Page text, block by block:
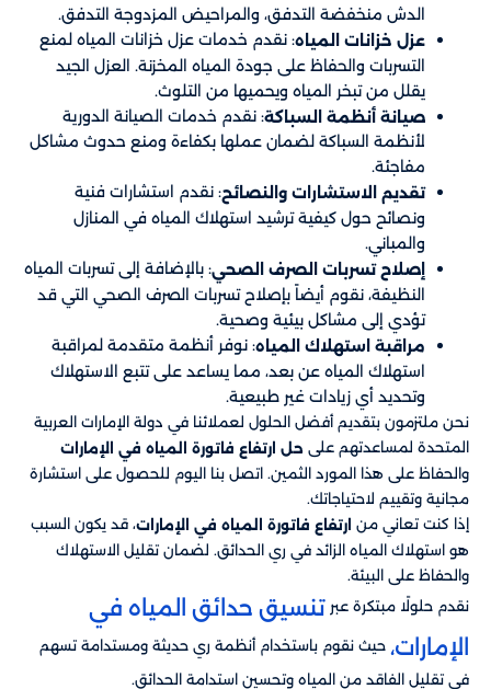
الدش منخفضة التدفق، والمراحيض المزدوجة التدفق.
عزل خزانات المياه: نقدم خدمات عزل خزانات المياه لمنع
التسربات والحفاظ على جودة المياه المخزنة. العزل الجيد
يقلل من تبخر المياه ويحميها من التلوث.
صيانة أنظمة السباكة: نقدم خدمات الصيانة الدورية
لأنظمة السباكة لضمان عملها بكفاءة ومنع حدوث مشاكل
مفاجئة.
تقديم الاستشارات والنصائح: نقدم استشارات فنية
ونصائح حول كيفية ترشيد استهلاك المياه في المنازل
والمباني.
إصلاح تسربات الصرف الصحي: بالإضافة إلى تسربات المياه
النظيفة، نقوم أيضاً بإصلاح تسربات الصرف الصحي التي قد
تؤدي إلى مشاكل بيئية وصحية.
مراقبة استهلاك المياه: نوفر أنظمة متقدمة لمراقبة
استهلاك المياه عن بعد، مما يساعد على تتبع الاستهلاك
وتحديد أي زيادات غير طبيعية.
نحن ملتزمون بتقديم أفضل الحلول لعملائنا في دولة الإمارات العربية
المتحدة لمساعدتهم على حل ارتفاع فاتورة المياه في الإمارات
والحفاظ على هذا المورد الثمين. اتصل بنا اليوم للحصول على استشارة
مجانية وتقييم لاحتياجاتك.
إذا كنت تعاني من ارتفاع فاتورة المياه في الإمارات، قد يكون السبب
هو استهلاك المياه الزائد في ري الحدائق. لضمان تقليل الاستهلاك
والحفاظ على البيئة.
نقدم حلولًا مبتكرة عبر تنسيق حدائق المياه في
الإمارات، حيث نقوم باستخدام أنظمة ري حديثة ومستدامة تسهم
في تقليل الفاقد من المياه وتحسين استدامة الحدائق.